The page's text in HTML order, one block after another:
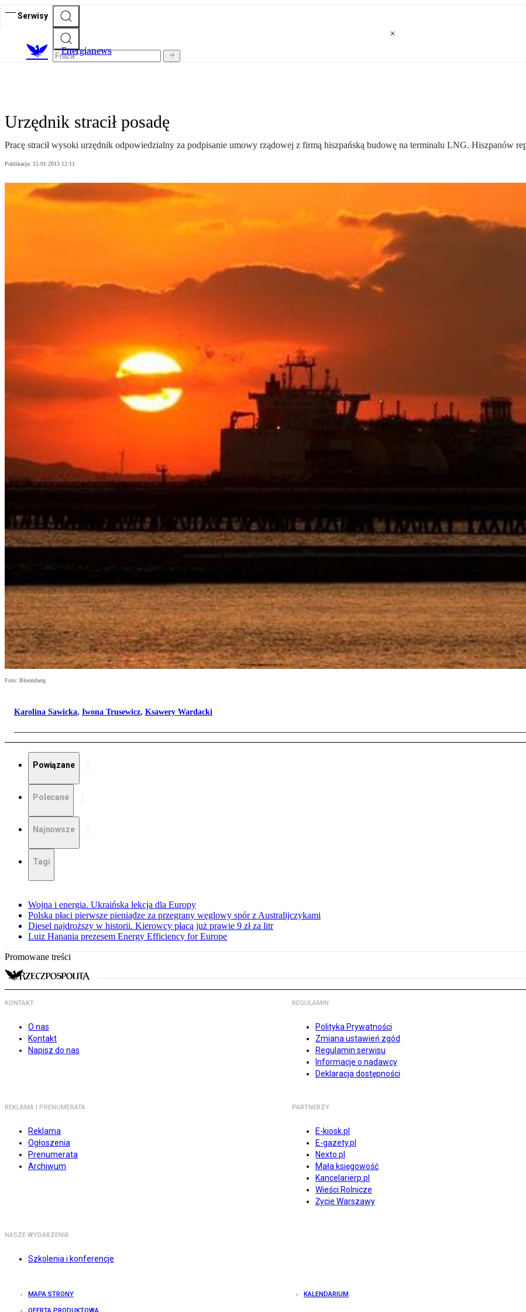
Serwisy
Energianews
Urzędnik stracił posadę
Pracę stracił wysoki urzędnik odpowiedzialny za podpisanie umowy rządowej z firmą hiszpańską budowę na terminalu LNG. Hiszpanów
Publikacja: 15.01.2013 12:11
Foto: Bloomberg
Karolina Sawicka, Iwona Trusewicz, Ksawery Wardacki
Powiązane
Polecane
Najnowsze
Tagi
Wojna i energia. Ukraińska lekcja dla Europy
Polska płaci pierwsze pieniądze za przegrany węglowy spór z Australijczykami
Diesel najdroższy w historii. Kierowcy płacą już prawie 9 zł za litr
Luiz Hanania prezesem Energy Efficiency for Europe
Promowane treści
KONTAKT
O nas
Kontakt
Napisz do nas
REGULAMIN
Polityka Prywatności
Zmiana ustawień zgód
Regulamin serwisu
Informacje o nadawcy
Deklaracja dostępności
REKLAMA I PRENUMERATA
Reklama
Ogłoszenia
Prenumerata
Archiwum
PARTNERZY
E-kiosk.pl
E-gazety.pl
Nexto.pl
Mała księgowość
Kancelarierp.pl
Wieści Rolnicze
Życie Warszawy
NASZE WYDARZENIA
Szkolenia i konferencje
MAPA STRONY KALENDARIUM